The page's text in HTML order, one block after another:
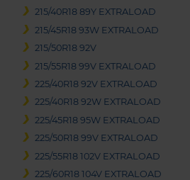
215/40R18 89Y EXTRALOAD
215/45R18 93W EXTRALOAD
215/50R18 92V
215/55R18 99V EXTRALOAD
225/40R18 92V EXTRALOAD
225/40R18 92W EXTRALOAD
225/45R18 95W EXTRALOAD
225/50R18 99V EXTRALOAD
225/55R18 102V EXTRALOAD
225/60R18 104V EXTRALOAD